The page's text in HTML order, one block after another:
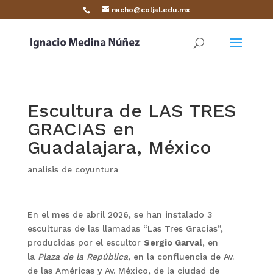
nacho@coljal.edu.mx
Escultura de LAS TRES
GRACIAS en
Guadalajara, México
analisis de coyuntura
En el mes de abril 2026, se han instalado 3
esculturas de las llamadas “Las Tres Gracias”,
producidas por el escultor Sergio Garval, en
la Plaza de la República, en la confluencia de Av.
de las Américas y Av. México, de la ciudad de